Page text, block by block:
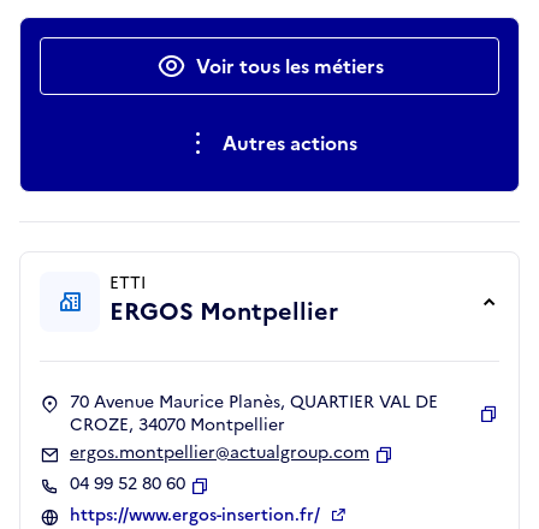
Actions rapidesVoir tous les métiers
Autres actions
ETTI
ERGOS Montpellier
70 Avenue Maurice Planès, QUARTIER VAL DE
CROZE, 34070 Montpellier
ergos.montpellier@actualgroup.com
04 99 52 80 60
Copier
https://www.ergos-insertion.fr/